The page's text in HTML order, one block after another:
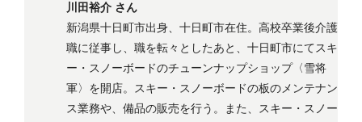
川田裕介 さん
新潟県十日町市出身、十日町市在住。高校卒業後介護
職に従事し、職を転々としたあと、十日町市にてスキ
ー・スノーボードのチューンナップショップ〈雪将
軍〉を開店。スキー・スノーボードの板のメンテナン
ス業務や、備品の販売を行う。また、スキー・スノー